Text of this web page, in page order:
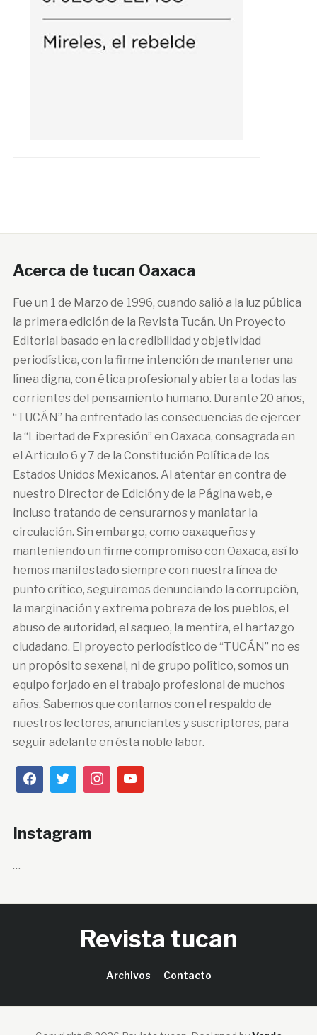
Acerca de tucan Oaxaca
Fue un 1 de Marzo de 1996, cuando salió a la luz pública
la primera edición de la Revista Tucán. Un Proyecto
Editorial basado en la credibilidad y objetividad
periodística, con la firme intención de mantener una
línea digna, con ética profesional y abierta a todas las
corrientes del pensamiento humano. Durante 20 años,
“TUCÁN” ha enfrentado las consecuencias de ejercer
la “Libertad de Expresión” en Oaxaca, consagrada en
el Articulo 6 y 7 de la Constitución Política de los
Estados Unidos Mexicanos. Al atentar en contra de
nuestro Director de Edición y de la Página web, e
incluso tratando de censurarnos y maniatar la
circulación. Sin embargo, como oaxaqueños y
manteniendo un firme compromiso con Oaxaca, así lo
hemos manifestado siempre con nuestra línea de
punto crítico, seguiremos denunciando la corrupción,
la marginación y extrema pobreza de los pueblos, el
abuso de autoridad, el saqueo, la mentira, el hartazgo
ciudadano. El proyecto periodístico de “TUCÁN” no es
un propósito sexenal, ni de grupo político, somos un
equipo forjado en el trabajo profesional de muchos
años. Sabemos que contamos con el respaldo de
nuestros lectores, anunciantes y suscriptores, para
seguir adelante en ésta noble labor.
Instagram
…
Revista tucan
Archivos Contacto